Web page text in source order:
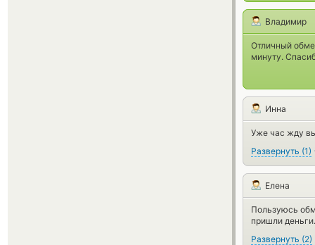
Владимир
Отличный
минуту.
Инна
Уже час жду
Развернуть (1)
Елена
Пользуюсь
пришли
Развернуть (2)